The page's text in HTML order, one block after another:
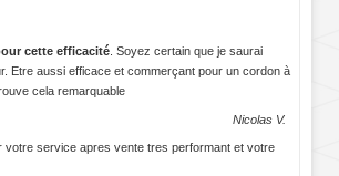
cette efficacité . Soyez certain que je saurai
Etre aussi efficace et commerçant pour un cordon à
cela remarquable
Nicolas V.
votre service apres vente tres performant et votre